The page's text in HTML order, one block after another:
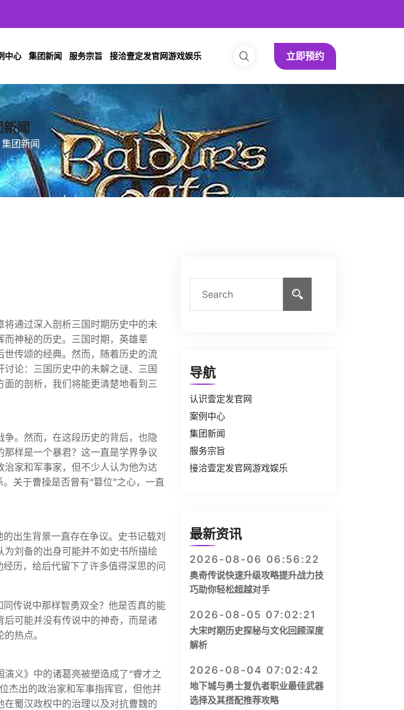
中心 集团新闻 服务宗旨 接洽壹定发官网游戏娱乐 立即预约
闻
集团新闻
将通过深入剖析三国时期历史中的未
神秘的历史。三国时期，英雄辈
传颂的经典。然而，随着历史的流
论：三国历史中的未解之谜、三国
的剖析，我们将能更清楚地看到三
。然而，在这段历史的背后，也隐
样是一个暴君？这一直是学界争议
家和军事家，但不少人认为他为达
关于曹操是否曾有“篡位”之心，一直
出生背景一直存在争议。史书记载刘
刘备的出身可能并不如史书所描绘
历，给后代留下了许多值得深思的问
传说中那样智勇双全？他是否真的能
可能并没有传说中的神奇，而是诸
热点。
义》中的诸葛亮被塑造成了“睿才之
杰出的政治家和军事指挥官，但他并
蜀汉政权中的治理以及对抗曹魏的
导航
认识壹定发官网
案例中心
集团新闻
服务宗旨
接洽壹定发官网游戏娱乐
最新资讯
2026-08-06 06:56:22
奥奇传说快速升级攻略提升战力技
巧助你轻松超越对手
2026-08-05 07:02:21
大宋时期历史探秘与文化回顾深度
解析
2026-08-04 07:02:42
地下城与勇士复仇者职业最佳武器
选择及其搭配推荐攻略